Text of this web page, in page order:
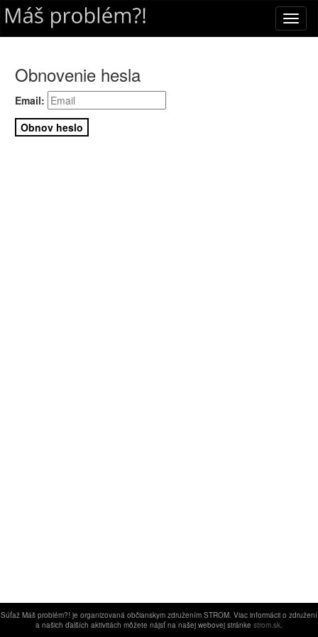
Obnovenie hesla
Email:
Obnov heslo
Súťaž Máš problém?! je organizovaná občianskym združením STROM. Viac informácii o združení
a našich ďalších aktivitách môžete nájsť na našej webovej stránke strom.sk.